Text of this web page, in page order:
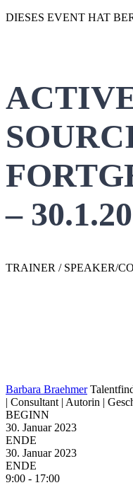
DIESES EVENT HAT
–
TRAINER / SPEAKER/
Barbara Braehmer
| Consultant | Autorin |
BEGINN
30. Januar 2023
ENDE
30. Januar 2023
ENDE
9:00 - 17:00